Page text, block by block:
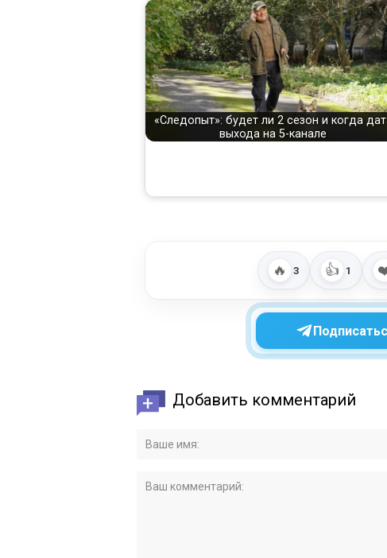
«Следопыт»: будет ли 2 сезон и когда
выхода на 5-канале
🔥 3 👍 1
Добавить комментарий